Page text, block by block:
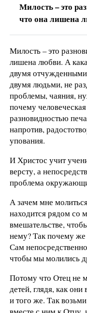
Милость – это
что она лишена
Милость – это
лишена любви. А
двумя
двумя людьми, не
проблемы, чаяния,
почему
разновидностью
напротив,
упования.
И Христос учит
версту, а
проблема
А зачем мне
находится рядом со
вмешательстве,
нему? Так почему же
Сам
чтобы мы молились
Потому что Отец не
детей, глядя, как
и того же. Так